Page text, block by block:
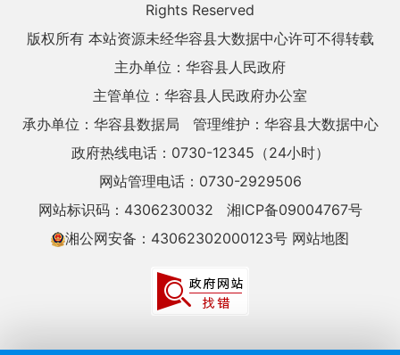
Rights Reserved
版权所有 本站资源未经华容县大数据中心许可不得转载
主办单位：华容县人民政府
主管单位：华容县人民政府办公室
承办单位：华容县数据局
管理维护：华容县大数据中心
政府热线电话：0730-12345（24小时）
网站管理电话：0730-2929506
网站标识码：4306230032
湘ICP备09004767号
湘公网安备：43062302000123号 网站地图